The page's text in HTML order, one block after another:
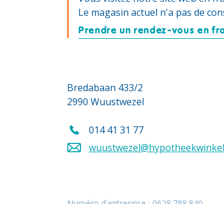
Le magasin actuel n'a pas de
Prendre un rendez-vous en
Bredabaan 433/2
2990 Wuustwezel
Appelez-nous au
014 41 31 77
Envoyez un e-mail à